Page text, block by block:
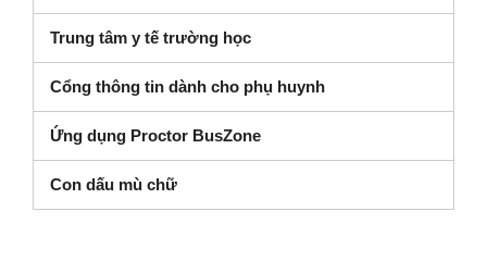
Trung tâm y tế trường học
Cổng thông tin dành cho phụ huynh
Ứng dụng Proctor BusZone
Con dấu mù chữ